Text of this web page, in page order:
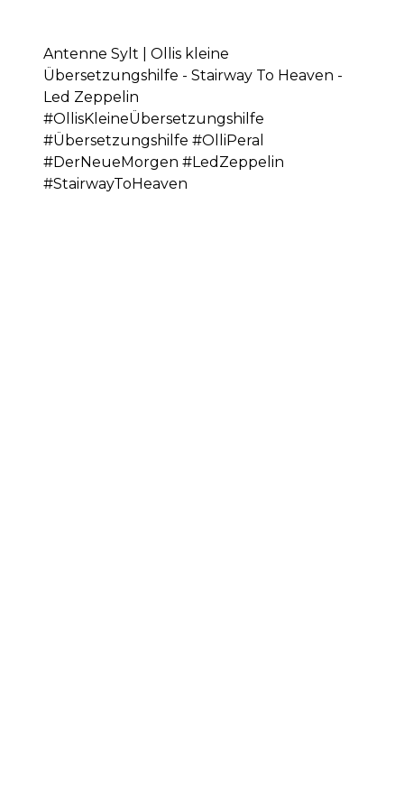
Antenne Sylt | Ollis kleine
Übersetzungshilfe - Stairway To Heaven -
Led Zeppelin
#OllisKleineÜbersetzungshilfe
#Übersetzungshilfe #OlliPeral
#DerNeueMorgen #LedZeppelin
#StairwayToHeaven